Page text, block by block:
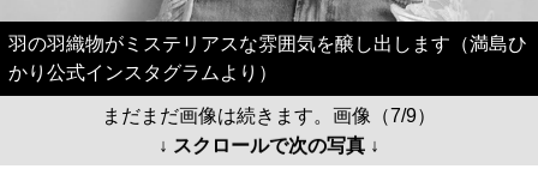
羽の羽織物がミステリアスな雰囲気を醸し出します（満島ひ
かり公式インスタグラムより）
まだまだ画像は続きます。画像（7/9）
↓ スクロールで次の写真 ↓